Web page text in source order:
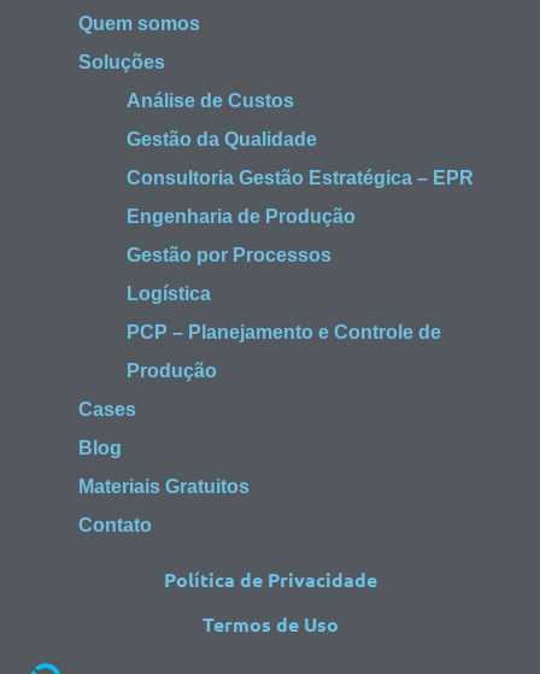
Quem somos
Soluções
Análise de Custos
Gestão da Qualidade
Consultoria Gestão Estratégica – EPR
Engenharia de Produção
Gestão por Processos
Logística
PCP – Planejamento e Controle de
Produção
Cases
Blog
Materiais Gratuitos
Contato
Política de Privacidade
Termos de Uso